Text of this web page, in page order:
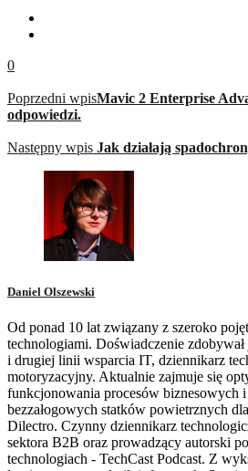
0
Poprzedni wpisMavic 2 Enterprise
odpowiedzi.
Następny wpis Jak działają
Daniel Olszewski
Od ponad 10 lat związany z szeroko
technologiami. Doświadczenie
i drugiej linii wsparcia IT, dziennikarz
motoryzacyjny. Aktualnie zajmuje się
funkcjonowania procesów biznesowych
bezzałogowych statków powietrznych
Dilectro. Czynny dziennikarz
sektora B2B oraz prowadzący autorski
technologiach - TechCast Podcast. Z